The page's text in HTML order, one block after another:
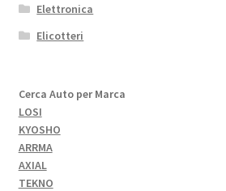
Elettronica
Elicotteri
Cerca Auto per Marca
LOSI
KYOSHO
ARRMA
AXIAL
TEKNO